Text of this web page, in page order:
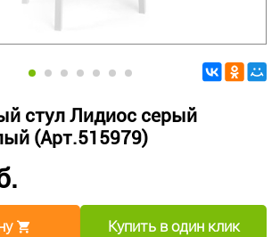
стул Лидиос серый
(Арт.515979)
Купить в один клик